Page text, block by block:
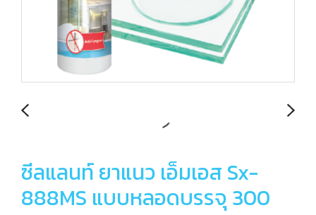
ซีลแลนท์ ยาแนว เอ็มเอส Sx-
888MS แบบหลอดบรรจุ 300